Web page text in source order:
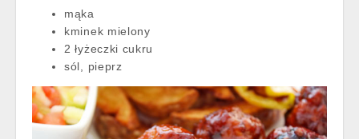
mąka
kminek mielony
2 łyżeczki cukru
sól, pieprz